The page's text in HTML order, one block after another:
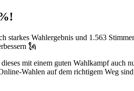
Wahlergebnis und 1.563
🗽
mit einem guten Wahlkampf
Wahlen auf dem richtigem Weg